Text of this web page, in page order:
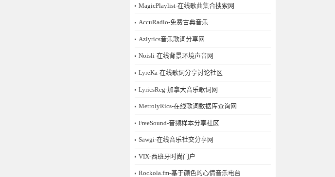
MagicPlaylist-在线歌曲集合搜索网
AccuRadio-免费古典音乐
Azlyrics音乐歌词分享网
Noisli-在线背景环境声音网
LyreKa-在线歌词分享讨论社区
LyricsReg-加拿大音乐歌词网
MetrolyRics-在线歌词数据库查询网
FreeSound-音频样本分享社区
Sawgi-在线音乐社交分享网
​VIX-西班牙时尚门户
Rockola.fm-基于颜色的心情音乐电台